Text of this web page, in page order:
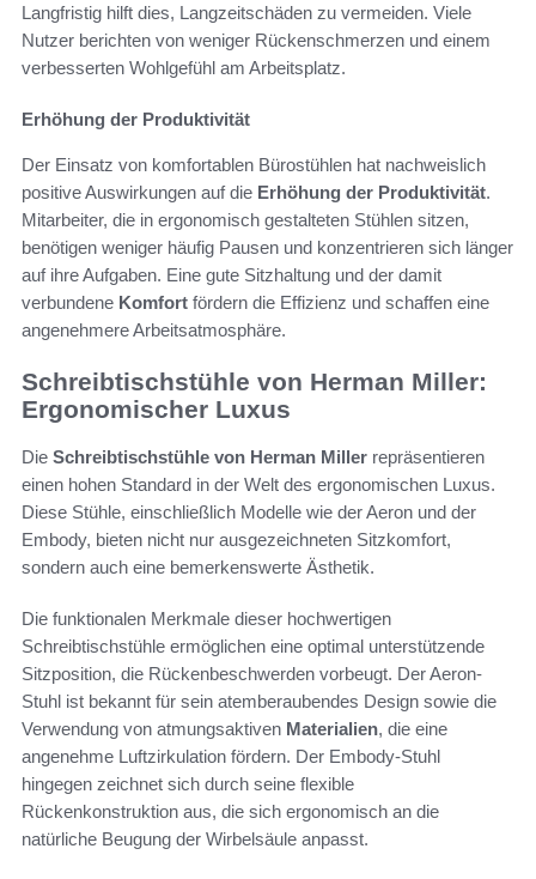
Langfristig hilft dies, Langzeitschäden zu vermeiden. Viele
Nutzer berichten von weniger Rückenschmerzen und einem
verbesserten Wohlgefühl am Arbeitsplatz.
Erhöhung der Produktivität
Der Einsatz von komfortablen Bürostühlen hat nachweislich
positive Auswirkungen auf die Erhöhung der Produktivität.
Mitarbeiter, die in ergonomisch gestalteten Stühlen sitzen,
benötigen weniger häufig Pausen und konzentrieren sich länger
auf ihre Aufgaben. Eine gute Sitzhaltung und der damit
verbundene Komfort fördern die Effizienz und schaffen eine
angenehmere Arbeitsatmosphäre.
Schreibtischstühle von Herman Miller:
Ergonomischer Luxus
Die Schreibtischstühle von Herman Miller repräsentieren
einen hohen Standard in der Welt des ergonomischen Luxus.
Diese Stühle, einschließlich Modelle wie der Aeron und der
Embody, bieten nicht nur ausgezeichneten Sitzkomfort,
sondern auch eine bemerkenswerte Ästhetik.
Die funktionalen Merkmale dieser hochwertigen
Schreibtischstühle ermöglichen eine optimal unterstützende
Sitzposition, die Rückenbeschwerden vorbeugt. Der Aeron-
Stuhl ist bekannt für sein atemberaubendes Design sowie die
Verwendung von atmungsaktiven Materialien, die eine
angenehme Luftzirkulation fördern. Der Embody-Stuhl
hingegen zeichnet sich durch seine flexible
Rückenkonstruktion aus, die sich ergonomisch an die
natürliche Beugung der Wirbelsäule anpasst.